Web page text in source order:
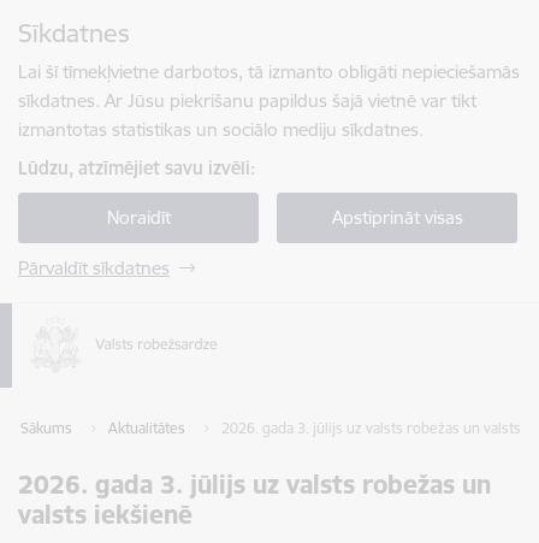
Sīkdatnes
Lai šī tīmekļvietne darbotos, tā izmanto obligāti nepieciešamās
sīkdatnes. Ar Jūsu piekrišanu papildus šajā vietnē var tikt
izmantotas statistikas un sociālo mediju sīkdatnes.
Lūdzu, atzīmējiet savu izvēli:
Noraidīt Apstiprināt visas
Pārvaldīt sīkdatnes
Sākums Aktualitātes 2026. gada 3. jūlijs uz valsts robežas un valsts
2026. gada 3. jūlijs uz valsts robežas un
valsts iekšienē